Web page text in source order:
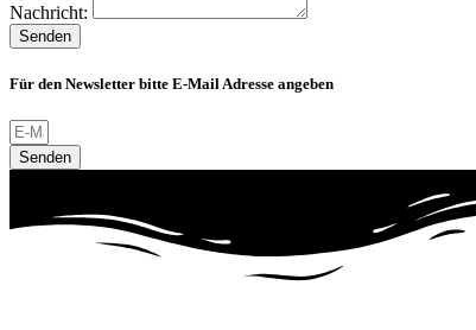
Nachricht:
Senden
Für den Newsletter bitte E-Mail Adresse angeben
Senden